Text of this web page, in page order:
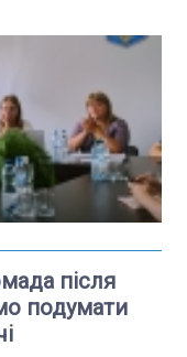
після
подумати